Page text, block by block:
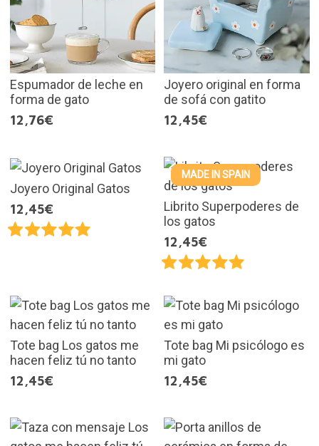
Espumador de leche en
forma de gato
12,76€
Joyero original en forma
de sofá con gatito
12,45€
Joyero Original Gatos
12,45€
MADE IN SPAIN
Librito Superpoderes de
los gatos
12,45€
Tote bag Los gatos me
hacen feliz tú no tanto
12,45€
Tote bag Mi psicólogo es
mi gato
12,45€